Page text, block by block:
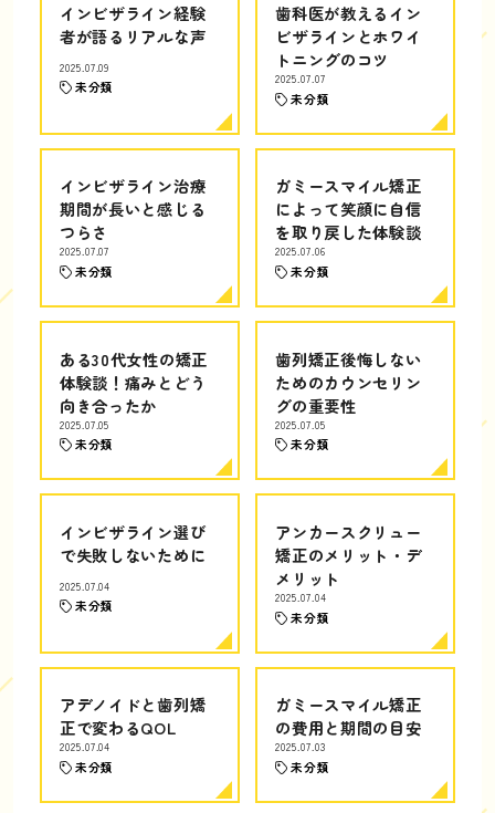
インビザライン経験
者が語るリアルな声
2025.07.09
未分類
歯科医が教えるイン
ビザラインとホワイ
トニングのコツ
2025.07.07
未分類
インビザライン治療
期間が長いと感じる
つらさ
2025.07.07
未分類
ガミースマイル矯正
によって笑顔に自信
を取り戻した体験談
2025.07.06
未分類
ある30代女性の矯正
体験談！痛みとどう
向き合ったか
2025.07.05
未分類
歯列矯正後悔しない
ためのカウンセリン
グの重要性
2025.07.05
未分類
インビザライン選び
で失敗しないために
2025.07.04
未分類
アンカースクリュー
矯正のメリット・デ
メリット
2025.07.04
未分類
アデノイドと歯列矯
正で変わるQOL
2025.07.04
未分類
ガミースマイル矯正
の費用と期間の目安
2025.07.03
未分類